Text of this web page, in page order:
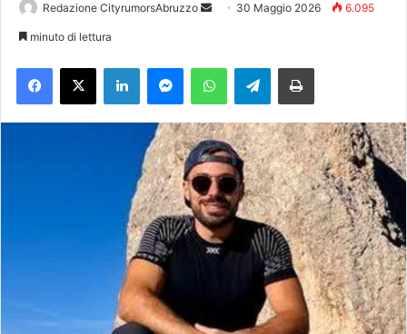
Redazione CityrumorsAbruzzo
a
n
'
e
m
a
i
30 Maggio 2026 6.095
minuto di lettura
Telegram